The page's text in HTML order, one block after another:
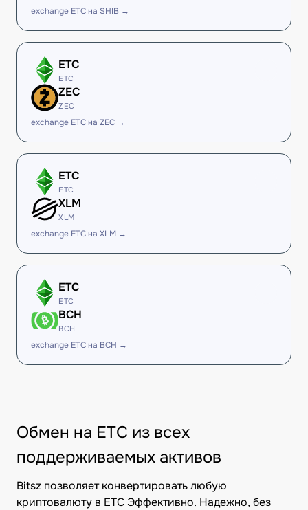
exchange ETC на SHIB →
ETC
ETC
ZEC
ZEC
exchange ETC на ZEC →
ETC
ETC
XLM
XLM
exchange ETC на XLM →
ETC
ETC
BCH
BCH
exchange ETC на BCH →
Обмен на ETC из всех
поддерживаемых активов
Bitsz позволяет конвертировать любую
криптовалюту в ETC Эффективно. Надежно, без